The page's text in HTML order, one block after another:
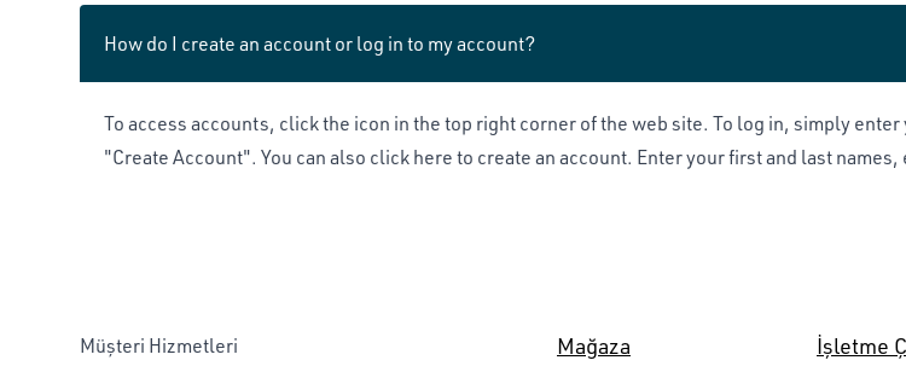
How do I create an account or log in to my account?
To access accounts, click the icon in the top right corner of the web site. To log in, simply
"Create Account". You can also click here to create an account. Enter your first and last
Müşteri Hizmetleri
Mağaza İşletme